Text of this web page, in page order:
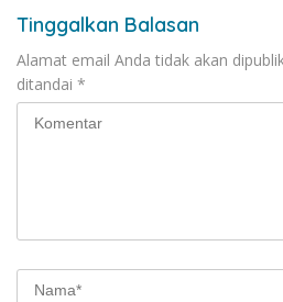
Tinggalkan Balasan
Alamat email Anda tidak akan
ditandai *